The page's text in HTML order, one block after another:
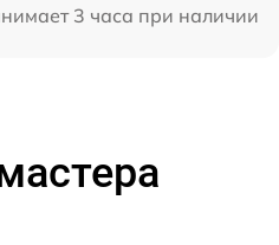
3 часа при наличии